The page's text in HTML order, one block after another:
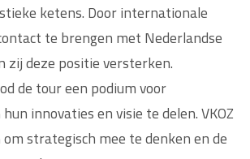
ketens. Door internationale
te brengen met Nederlandse
zij deze positie versterken.
de tour een podium voor
innovaties en visie te delen. VKOZ
strategisch mee te denken en de